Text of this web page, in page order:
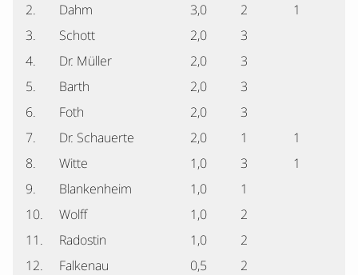
2.
Dahm 3,0 2
1
3.
Schott 2,0
3
4.
Dr. Müller 2,0
3
5.
Barth 2,0
3
6.
Foth 2,0
3
7.
Dr. Schauerte 2,0 1
1
8.
Witte 1,0 3
1
9.
Blankenheim 1,0
1
10.
Wolff 1,0
2
11.
Radostin 1,0
2
12.
Falkenau 0,5
2